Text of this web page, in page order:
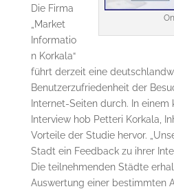
Die Firma
„Market
Informatio
n Korkala“
führt derzeit eine
Benutzerzufriedenheit der
Internet-Seiten durch. In
Interview hob Petteri Korkala,
Vorteile der Studie hervor.
Stadt ein Feedback zu ihrer
Die teilnehmenden Städte
Auswertung einer bestimmten